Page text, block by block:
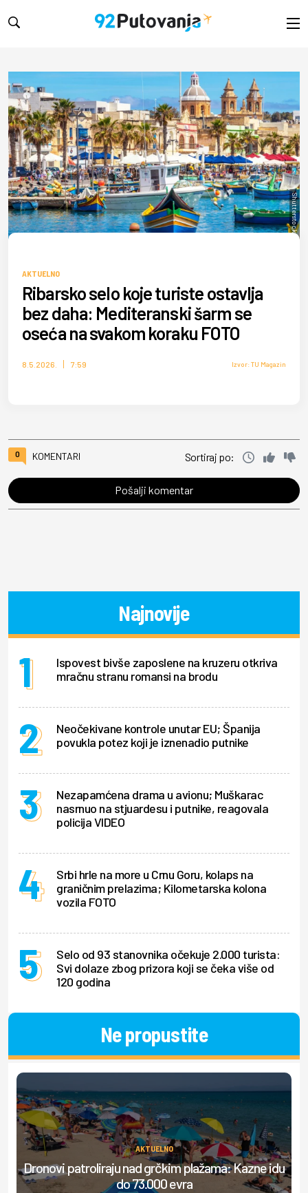
Shutterstock/kerenby
AKTUELNO
Ribarsko selo koje turiste ostavlja
bez daha: Mediteranski šarm se
oseća na svakom koraku FOTO
8.5.2026. 7:59 Izvor: TU Magazin
0 KOMENTARI Sortiraj po:
Pošalji komentar
Najnovije
Ispovest bivše zaposlene na kruzeru otkriva
mračnu stranu romansi na brodu
Neočekivane kontrole unutar EU; Španija
povukla potez koji je iznenadio putnike
Nezapamćena drama u avionu; Muškarac
nasrnuo na stjuardesu i putnike, reagovala
policija VIDEO
Srbi hrle na more u Crnu Goru, kolaps na
graničnim prelazima; Kilometarska kolona
vozila FOTO
Selo od 93 stanovnika očekuje 2.000 turista:
Svi dolaze zbog prizora koji se čeka više od
120 godina
Ne propustite
AKTUELNO
Dronovi patroliraju nad grčkim plažama: Kazne idu
do 73.000 evra